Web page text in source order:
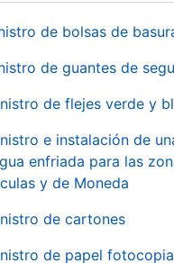
de bolsas de
de guantes de
de flejes verde y
e instalación de
enfriada para las
y de Moneda
de cartones
de papel